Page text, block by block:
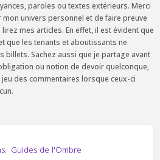
paroles ou textes extérieurs. Merci
univers personnel et de faire preuve
mes articles. En effet, il est évident que
que les tenants et aboutissants ne
Sachez aussi que je partage avant
ou notion de devoir quelconque,
des commentaires lorsque ceux-ci
, Guides de l'Ombre